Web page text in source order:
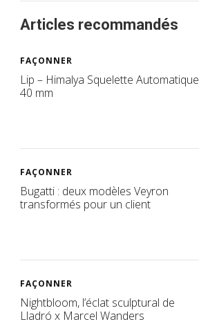
Articles recommandés
FAÇONNER
Lip – Himalya Squelette Automatique
40 mm
FAÇONNER
Bugatti : deux modèles Veyron
transformés pour un client
FAÇONNER
Nightbloom, l’éclat sculptural de
Lladró x Marcel Wanders